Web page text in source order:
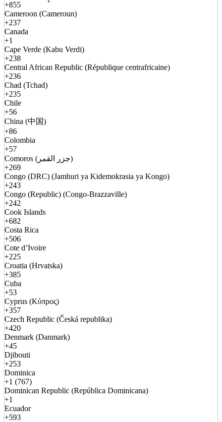
+855
Cameroon (Cameroun)
+237
Canada
+1
Cape Verde (Kabu Verdi)
+238
Central African Republic (République centrafricaine)
+236
Chad (Tchad)
+235
Chile
+56
China (中国)
+86
Colombia
+57
Comoros (جزر القمر)
+269
Congo (DRC) (Jamhuri ya Kidemokrasia ya Kongo)
+243
Congo (Republic) (Congo-Brazzaville)
+242
Cook Islands
+682
Costa Rica
+506
Cote d’Ivoire
+225
Croatia (Hrvatska)
+385
Cuba
+53
Cyprus (Κύπρος)
+357
Czech Republic (Česká republika)
+420
Denmark (Danmark)
+45
Djibouti
+253
Dominica
+1 (767)
Dominican Republic (República Dominicana)
+1
Ecuador
+593